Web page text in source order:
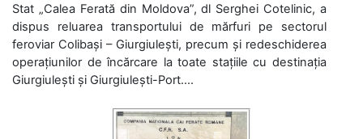
Stat „Calea Ferată din Moldova”, dl Serghei Cotelinic, a
dispus reluarea transportului de mărfuri pe sectorul
feroviar Colibași – Giurgiulești, precum și redeschiderea
operațiunilor de încărcare la toate stațiile cu destinația
Giurgiulești și Giurgiulești-Port....